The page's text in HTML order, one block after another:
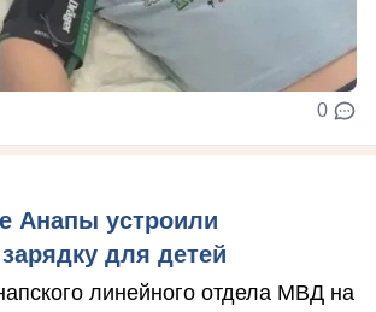
0
Анапы устроили
для детей
линейного отдела МВД на